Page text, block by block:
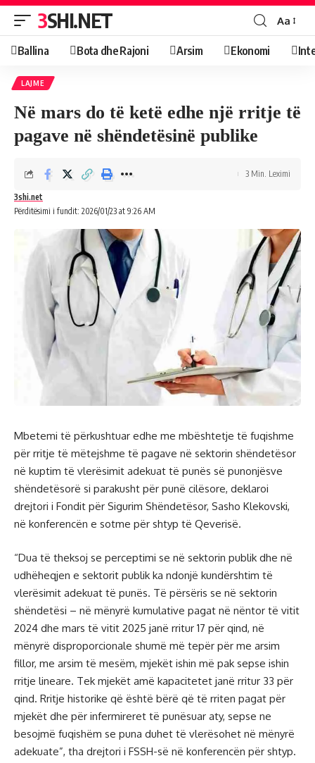
3SHI.NET Aa
Ballina Bota dhe Rajoni Arsim Ekonomi
LAJME
Në mars do të ketë edhe një rritje të
pagave në shëndetësinë publike
Përditësimi i fundit: 2026/01/23 at 9:26 AM
3shi.net
3 Min. Leximi
Mbetemi të përkushtuar edhe me mbështetje të fuqishme
për rritje të mëtejshme të pagave në sektorin shëndetësor
në kuptim të vlerësimit adekuat të punës së punonjësve
shëndetësorë si parakusht për punë cilësore, deklaroi
drejtori i Fondit për Sigurim Shëndetësor, Sasho Klekovski,
në konferencën e sotme për shtyp të Qeverisë.
“Dua të theksoj se perceptimi se në sektorin publik dhe në
udhëheqjen e sektorit publik ka ndonjë kundërshtim të
vlerësimit adekuat të punës. Të përsëris se në sektorin
shëndetësi – në mënyrë kumulative pagat në nëntor të vitit
2024 dhe mars të vitit 2025 janë rritur 17 për qind, në
mënyrë disproporcionale shumë më tepër për me arsim
fillor, me arsim të mesëm, mjekët ishin më pak sepse ishin
rritje lineare. Tek mjekët amë kapacitetet janë rritur 33 për
qind. Rritje historike që është bërë që të rriten pagat për
mjekët dhe për infermireret të punësuar aty, sepse ne
besojmë fuqishëm se puna duhet të vlerësohet në mënyrë
adekuate”, tha drejtori i FSSH-së në konferencën për shtyp.